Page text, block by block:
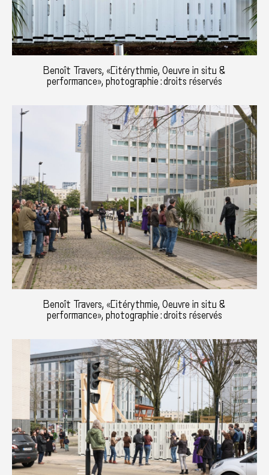
Benoît Travers, «Citérythmie, Oeuvre in situ &
performance», photographie : droits réservés
Benoît Travers, «Citérythmie, Oeuvre in situ &
performance», photographie : droits réservés